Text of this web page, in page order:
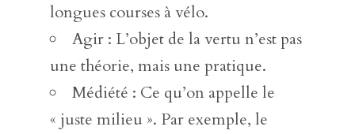
longues courses à vélo.
Agir : L’objet de la vertu n’est pas
une théorie, mais une pratique.
Médiété : Ce qu’on appelle le
« juste milieu ». Par exemple, le